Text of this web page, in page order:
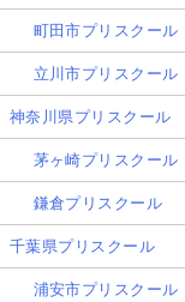
町田市プリスクール
立川市プリスクール
神奈川県プリスクール
茅ヶ崎プリスクール
鎌倉プリスクール
千葉県プリスクール
浦安市プリスクール